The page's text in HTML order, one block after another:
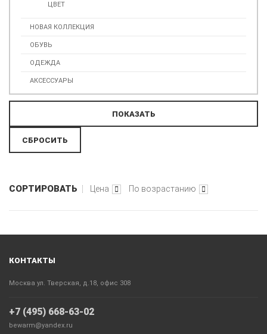
ЦВЕТ
НОВАЯ КОЛЛЕКЦИЯ
ОБУВЬ
ОДЕЖДА
АКСЕССУАРЫ
СОРТИРОВАТЬ Цена По возрастанию
КОНТАКТЫ
Москва ул. Тверская, д.18, офис 308
+7 (495) 668-63-02
bewarm@yandex.ru